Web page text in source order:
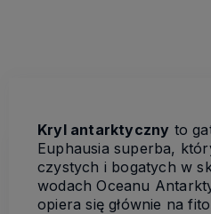
Kryl antarktyczny to
Euphausia superba,
czystych i bogatych w
wodach Oceanu
opiera się głównie na